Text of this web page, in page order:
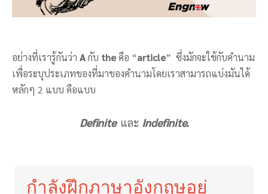
อย่างที่เรารู้กันว่า Aกับ theคือ “article” ซึ่งมักจะใช้กับคำนาม
เพื่อระบุประเภทของที่มาของคำนามโดยเราสามารถแบ่งมันได้
หลักๆ 2 แบบ คือแบบ
Definiteและ Indefinite.
กำลังฝึกภาษาอังกฤษอยู่